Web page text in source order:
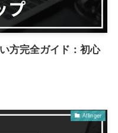
方完全ガイド：初心
Affinger